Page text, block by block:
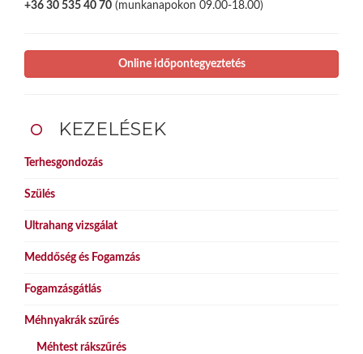
+36 30 535 40 70 (munkanapokon 09.00-18.00)
Online időpontegyeztetés
KEZELÉSEK
Terhesgondozás
Szülés
Ultrahang vizsgálat
Meddőség és Fogamzás
Fogamzásgátlás
Méhnyakrák szűrés
Méhtest rákszűrés